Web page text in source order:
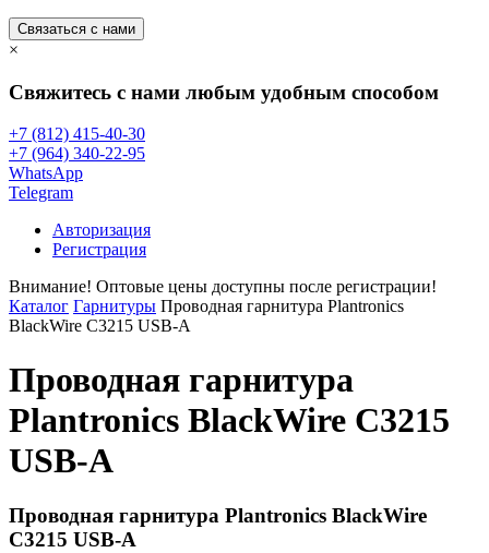
Связаться с нами
×
Свяжитесь с нами любым удобным способом
+7 (812) 415-40-30
+7 (964) 340-22-95
WhatsApp
Telegram
Авторизация
Регистрация
Внимание! Оптовые цены доступны после регистрации!
Каталог Гарнитуры Проводная гарнитура Plantronics
BlackWire С3215 USB-A
Проводная гарнитура
Plantronics BlackWire С3215
USB-A
Проводная гарнитура Plantronics BlackWire
С3215 USB-A